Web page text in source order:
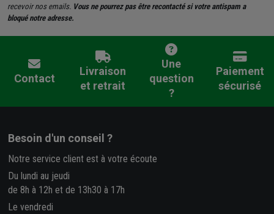
recevoir nos emails. Vous ne pourrez pas être recontacté si votre antispam a
bloqué notre adresse.
Contact
Livraison
et retrait
Une
question
?
Paiement
sécurisé
Besoin d'un conseil ?
Notre service client est à votre écoute
Du lundi au jeudi
de 8h à 12h et de 13h30 à 17h
Le vendredi